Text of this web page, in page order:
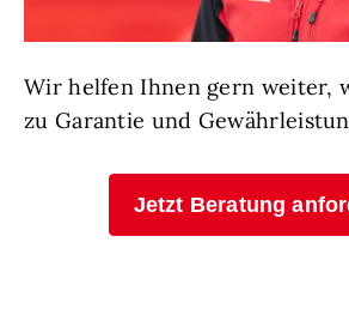
Wir helfen Ihnen gern weiter,
zu Garantie und
Jetzt Beratung